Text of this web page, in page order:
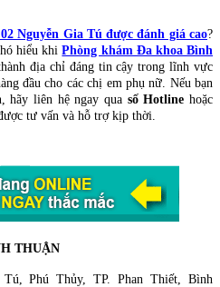
Nguyễn Gia Tú được đánh giá cao?
hiểu khiPhòng khám Đa khoa Bình
địa chỉ đáng tin cậy trong lĩnh vực
đầu cho các chị em phụ nữ. Nếu bạn
hãy liên hệ ngay qua số Hotline hoặc
tư vấn và hỗ trợ kịp thời.
THUẬN
Phú Thủy, TP. Phan Thiết, Bình